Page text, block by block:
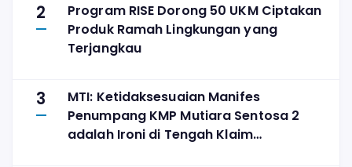
2
Program RISE Dorong 50 UKM Ciptakan
Produk Ramah Lingkungan yang
Terjangkau
3
MTI: Ketidaksesuaian Manifes
Penumpang KMP Mutiara Sentosa 2
adalah Ironi di Tengah Klaim